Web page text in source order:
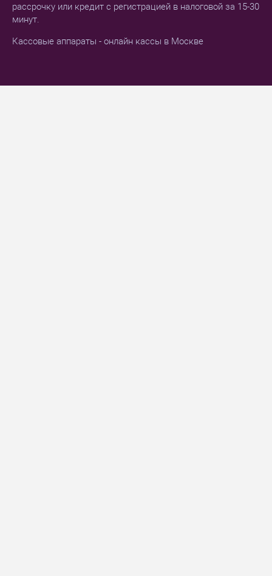
рассрочку или кредит с регистрацией в налоговой за 15-30
минут.
Кассовые аппараты - онлайн кассы в Москве